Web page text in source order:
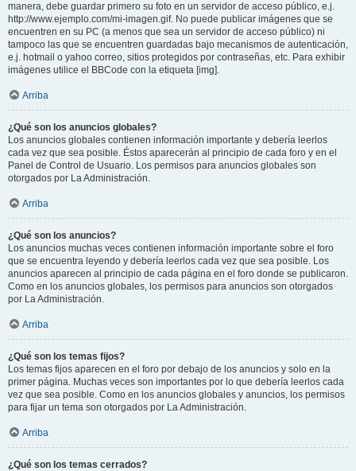
manera, debe guardar primero su foto en un servidor de acceso público, e.j.
http://www.ejemplo.com/mi-imagen.gif. No puede publicar imágenes que se
encuentren en su PC (a menos que sea un servidor de acceso público) ni
tampoco las que se encuentren guardadas bajo mecanismos de autenticación,
e.j. hotmail o yahoo correo, sitios protegidos por contraseñas, etc. Para exhibir
imágenes utilice el BBCode con la etiqueta [img].
Arriba
¿Qué son los anuncios globales?
Los anuncios globales contienen información importante y debería leerlos
cada vez que sea posible. Éstos aparecerán al principio de cada foro y en el
Panel de Control de Usuario. Los permisos para anuncios globales son
otorgados por La Administración.
Arriba
¿Qué son los anuncios?
Los anuncios muchas veces contienen información importante sobre el foro
que se encuentra leyendo y debería leerlos cada vez que sea posible. Los
anuncios aparecen al principio de cada página en el foro donde se publicaron.
Como en los anuncios globales, los permisos para anuncios son otorgados
por La Administración.
Arriba
¿Qué son los temas fijos?
Los temas fijos aparecen en el foro por debajo de los anuncios y solo en la
primer página. Muchas veces son importantes por lo que debería leerlos cada
vez que sea posible. Como en los anuncios globales y anuncios, los permisos
para fijar un tema son otorgados por La Administración.
Arriba
¿Qué son los temas cerrados?